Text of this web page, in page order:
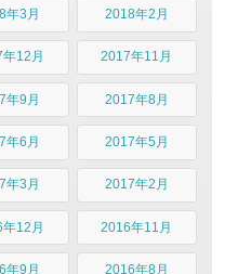
年3月 2018年2月
12月 2017年11月
年9月 2017年8月
年6月 2017年5月
年3月 2017年2月
12月 2016年11月
年9月 2016年8月